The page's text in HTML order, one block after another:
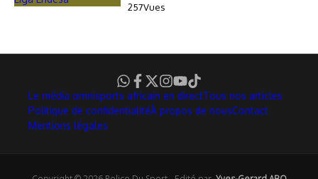
257Vues
Le média omnisports africain en directTous nos articles
Politique de confidentialitéÀ propos de nousContact
Mentions légales